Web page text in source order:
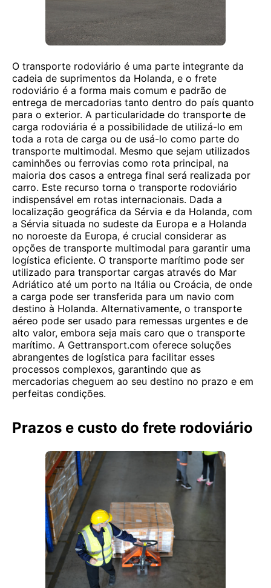
O transporte rodoviário é uma parte integrante da
cadeia de suprimentos da Holanda, e o frete
rodoviário é a forma mais comum e padrão de
entrega de mercadorias tanto dentro do país quanto
para o exterior. A particularidade do transporte de
carga rodoviária é a possibilidade de utilizá-lo em
toda a rota de carga ou de usá-lo como parte do
transporte multimodal. Mesmo que sejam utilizados
caminhões ou ferrovias como rota principal, na
maioria dos casos a entrega final será realizada por
carro. Este recurso torna o transporte rodoviário
indispensável em rotas internacionais. Dada a
localização geográfica da Sérvia e da Holanda, com
a Sérvia situada no sudeste da Europa e a Holanda
no noroeste da Europa, é crucial considerar as
opções de transporte multimodal para garantir uma
logística eficiente. O transporte marítimo pode ser
utilizado para transportar cargas através do Mar
Adriático até um porto na Itália ou Croácia, de onde
a carga pode ser transferida para um navio com
destino à Holanda. Alternativamente, o transporte
aéreo pode ser usado para remessas urgentes e de
alto valor, embora seja mais caro que o transporte
marítimo. A Gettransport.com oferece soluções
abrangentes de logística para facilitar esses
processos complexos, garantindo que as
mercadorias cheguem ao seu destino no prazo e em
perfeitas condições.
Prazos e custo do frete rodoviário